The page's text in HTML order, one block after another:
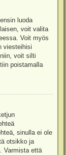
luoda
voit valita
Voit myös
viesteihisi
voit silti
poistamalla
sinulla ei ole
otsikko ja
Varmista että